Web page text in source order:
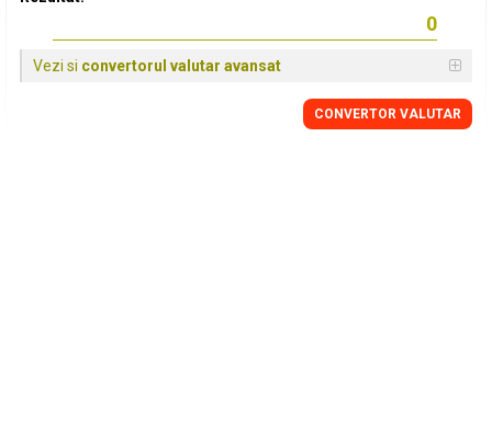
Vezi si convertorul valutar avansat
CONVERTOR VALUTAR